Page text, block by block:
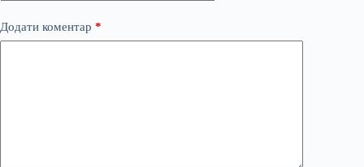
Додати коментар *